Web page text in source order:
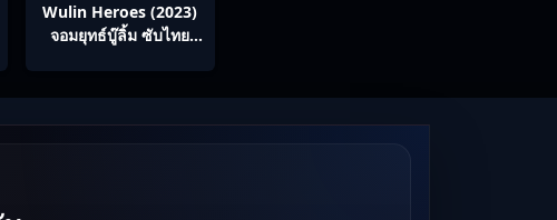
Wulin Heroes (2023)
จอมยุทธ์บู๊ลิ้ม ซับไทย